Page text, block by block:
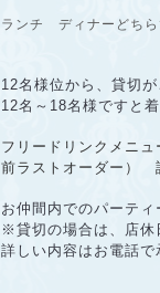
ランチ ディナーどちら
12名様位から、貸切が
12名～18名様ですと
フリードリンクメニ
前ラストオーダー）
お仲間内でのパーティ
※貸切の場合は、店休
詳しい内容はお電話で